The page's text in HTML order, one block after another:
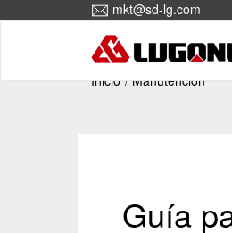
mkt@sd-lg.com
Inicio
Manutención
Guía